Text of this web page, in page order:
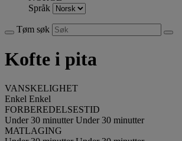
Språk
Tøm søk
Kofte i pita
VANSKELIGHET
Enkel Enkel
FORBEREDELSESTID
Under 30 minutter Under 30 minutter
MATLAGING